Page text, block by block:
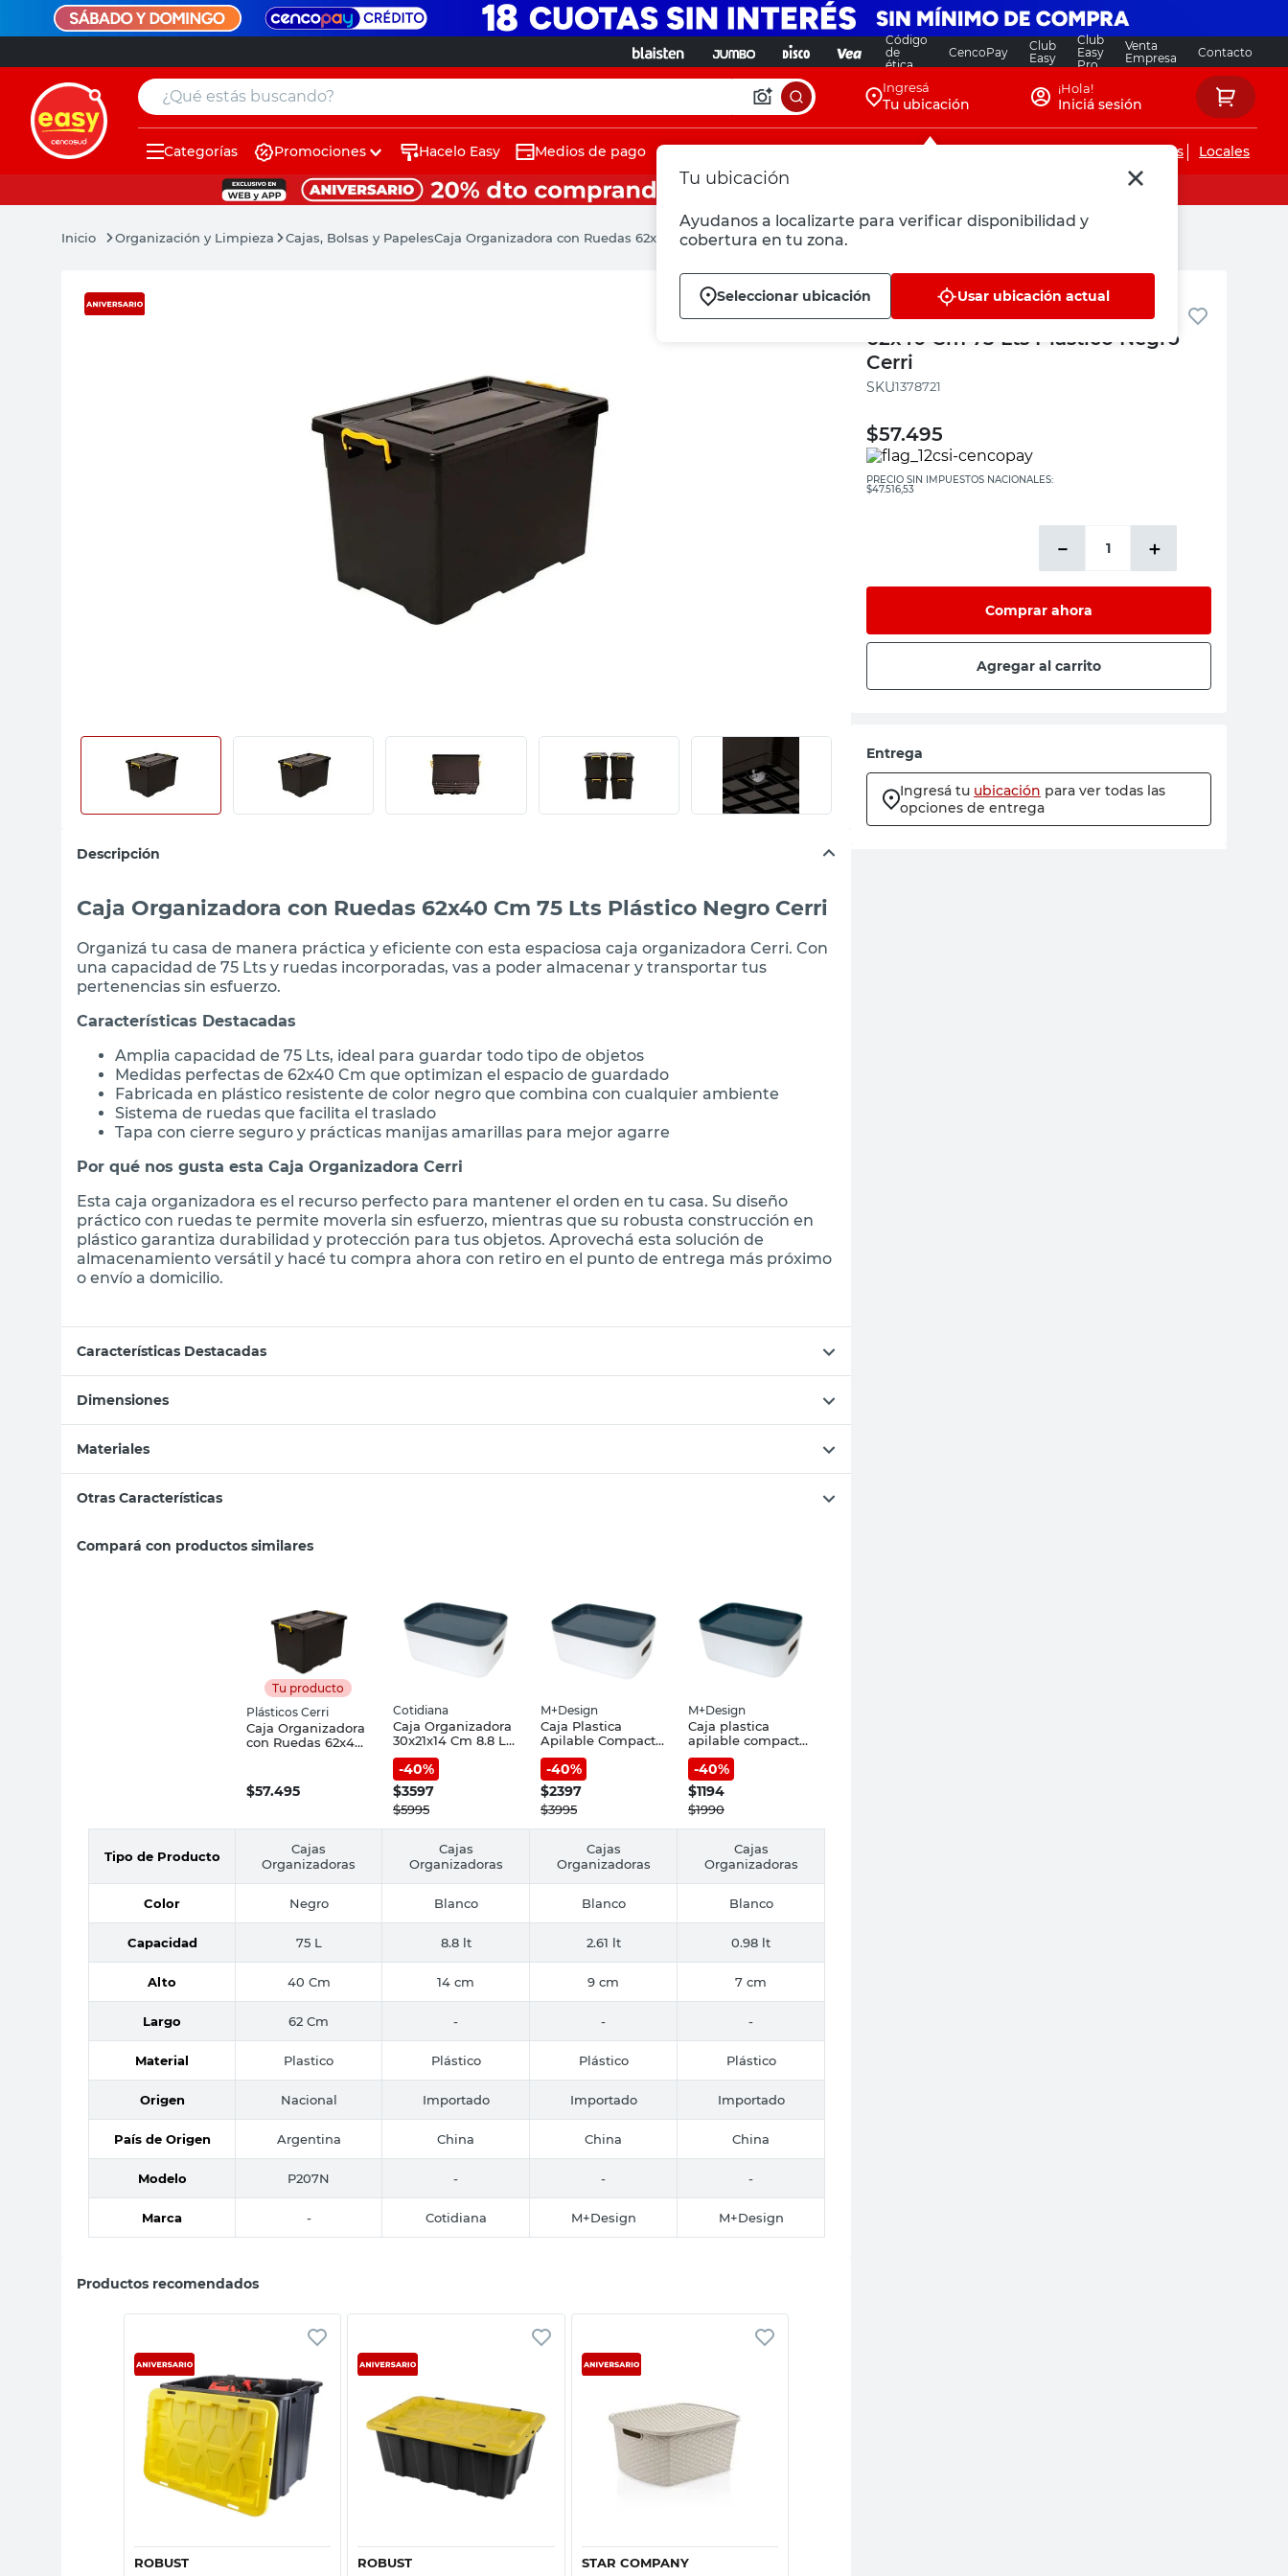
Código
de
ética
CencoPay
Club
Easy
Club
Easy
Pro
Venta
Empresa
Contacto
¿Qué estás buscando? Ingresá
Tu ubicación
Tu ubicación
Ayudanos a localizarte para verificar disponibilidad y
cobertura en tu zona.
Seleccionar ubicación Usar ubicación actual
¡Hola!
Iniciá sesión
Categorías Promociones Hacelo Easy Medios de pago Servicios de instalaciones Locales
Organización y Limpieza Cajas, Bolsas y PapelesCaja Organizadora con Ruedas 62x40 Cm 75 Lts Plástico Negro Cerri
Descripción
Caja Organizadora con Ruedas 62x40 Cm 75 Lts Plástico Negro Cerri
Organizá tu casa de manera práctica y eficiente con esta espaciosa caja organizadora Cerri. Con
una capacidad de 75 Lts y ruedas incorporadas, vas a poder almacenar y transportar tus
pertenencias sin esfuerzo.
Características Destacadas
Amplia capacidad de 75 Lts, ideal para guardar todo tipo de objetos
Medidas perfectas de 62x40 Cm que optimizan el espacio de guardado
Fabricada en plástico resistente de color negro que combina con cualquier ambiente
Sistema de ruedas que facilita el traslado
Tapa con cierre seguro y prácticas manijas amarillas para mejor agarre
Por qué nos gusta esta Caja Organizadora Cerri
Esta caja organizadora es el recurso perfecto para mantener el orden en tu casa. Su diseño
práctico con ruedas te permite moverla sin esfuerzo, mientras que su robusta construcción en
plástico garantiza durabilidad y protección para tus objetos. Aprovechá esta solución de
almacenamiento versátil y hacé tu compra ahora con retiro en el punto de entrega más próximo
o envío a domicilio.
Características Destacadas
Dimensiones
Materiales
Otras Características
Compará con productos similares
Tu producto
Plásticos Cerri
Caja Organizadora
con Ruedas 62x40
$57.495
Cotidiana
Caja Organizadora
30x21x14 Cm 8.8 Lts
Plástico Blanco
Cotidiana
-40%
$3597
$5995
M+Design
Caja Plastica
Apilable Compacta
M Tt
-40%
$2397
$3995
M+Design
Caja plastica
apilable compacta
s tt
-40%
$1194
$1990
Tipo de Producto
Cajas
Organizadoras
Cajas
Organizadoras
Cajas
Organizadoras
Cajas
Organizadoras
Color Negro Blanco Blanco Blanco
Capacidad 75 L 8.8 lt 2.61 lt 0.98 lt
Alto 40 Cm 14 cm 9 cm 7 cm
Largo 62 Cm - - -
Material Plastico Plástico Plástico Plástico
Origen Nacional Importado Importado Importado
País de Origen Argentina China China China
Modelo P207N - - -
Marca - Cotidiana M+Design M+Design
Productos recomendados
Vista rápida
ROBUST
Vista rápida
ROBUST
Vista rápida
STAR COMPANY
Plásticos Cerri
Caja Organizadora con Ruedas
62x40 Cm 75 Lts Plástico Negro
Cerri
:1378721
$57.495
PRECIO SIN IMPUESTOS NACIONALES:
$47.516,53
＋
－
Comprar ahora
Agregar al carrito
Entrega
Ingresá tu ubicación para ver todas las
opciones de entrega
muebles